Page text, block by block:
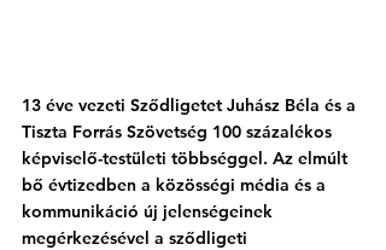
13 éve vezeti Sződligetet Juhász Béla és a
Tiszta Forrás Szövetség 100 százalékos
képviselő-testületi többséggel. Az elmúlt
bő évtizedben a közösségi média és a
kommunikáció új jelenségeinek
megérkezésével a sződligeti